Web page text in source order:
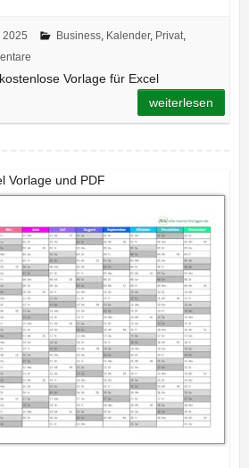
2025 Business, Kalender, Privat,
Vorlage für Excel
weiterlesen
Vorlage und PDF